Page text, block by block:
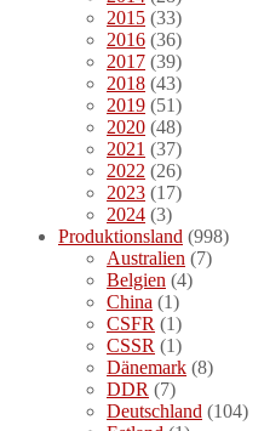
2015 (33)
2016 (36)
2017 (39)
2018 (43)
2019 (51)
2020 (48)
2021 (37)
2022 (26)
2023 (17)
2024 (3)
Produktionsland (998)
Australien (7)
Belgien (4)
China (1)
CSFR (1)
CSSR (1)
Dänemark (8)
DDR (7)
Deutschland (104)